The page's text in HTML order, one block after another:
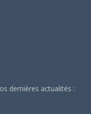
dernières actualités :